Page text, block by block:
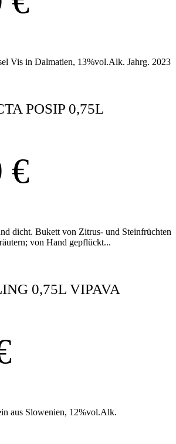
Vis in Dalmatien, 13%vol.Alk. Jahrg. 2023
POSIP 0,75L
€
dicht. Bukett von Zitrus- und Steinfrüchten
von Hand gepflückt...
0,75L VIPAVA
aus Slowenien, 12%vol.Alk.